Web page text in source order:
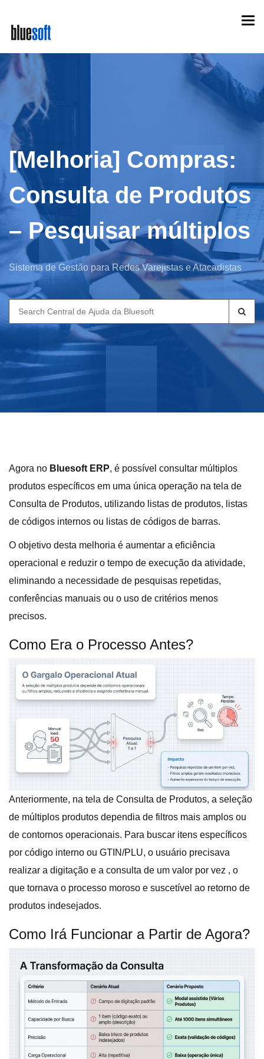
main
content
[Melhoria] Compras:
Consulta de Produtos
– Pesquisar múltiplos
Sistema de Gestão para Redes Varejistas e Atacadistas
Search
for:
Agora no Bluesoft ERP, é possível consultar múltiplos
produtos específicos em uma única operação na tela de
Consulta de Produtos, utilizando listas de produtos, listas
de códigos internos ou listas de códigos de barras.
O objetivo desta melhoria é aumentar a eficiência
operacional e reduzir o tempo de execução da atividade,
eliminando a necessidade de pesquisas repetidas,
conferências manuais ou o uso de critérios menos
precisos.
Como Era o Processo Antes?
Anteriormente, na tela de Consulta de Produtos, a seleção
de múltiplos produtos dependia de filtros mais amplos ou
de contornos operacionais. Para buscar itens específicos
por código interno ou GTIN/PLU, o usuário precisava
realizar a digitação e a consulta de um valor por vez , o
que tornava o processo moroso e suscetível ao retorno de
produtos indesejados.
Como Irá Funcionar a Partir de Agora?